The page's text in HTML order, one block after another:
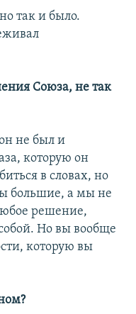
так и было.
Союза, не так
не был и
которую он
в словах, но
большие, а мы не
решение,
Но вы вообще
которую вы